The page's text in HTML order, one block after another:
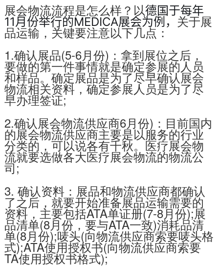
展会物流流程是怎么样？以德国于每年
11月份举行的MEDICA展会为例， 关于展
品运输，关键要注意以下几点：
1.确认展品(5-6月份)：拿到展位之后，
要做的第一件事情就是确定参展的人员
和样品。确定展品是为了尽早确认展会
物流相关资料，确定参展人员是为了尽
早办理签证;
2.确认展会物流供应商6月份)：目前国内
的展会物流供应商主要是以服务的行业
分类的，可以说各有千秋。医疗展会物
流就要选做各大医疗展会物流的物流公
司;
3. 确认资料：展品和物流供应商都确认
了之后，就要开始准备展品运输需要的
资料，主要包括ATA单证册(7-8月份);展
品清单(8月份，要与ATA一致)消耗品清
单(8月份);唛头(向物流供应商索要唛头格
式);ATA使用授权书(向物流供应商索要
TA使用授权书格式);